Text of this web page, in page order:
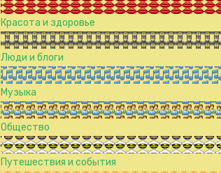
Красота и здоровье
Люди и блоги
Музыка
Общество
Путешествия и события